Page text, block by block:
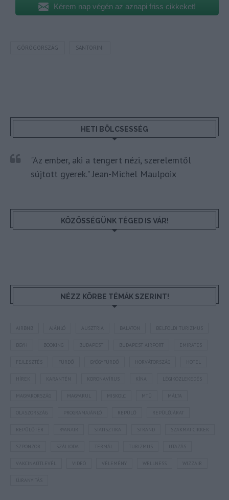
Kérem nap végén az aznapi friss cikkeket!
GÖRÖGORSZÁG SANTORINI
HETI BÖLCSESSÉG
"Az ember, aki a tengert nézi, szerelemtől
sújtott gyerek." Jean-Michel Maulpoix
KÖZÖSSÉGÜNK TÉGED IS VÁR!
NÉZZ KÖRBE TÉMÁK SZERINT!
AUSZTRIA BALATON BELFÖLDI TURIZMUS
BUDAPEST BUDAPEST AIRPORT EMIRATES
FEJLESZTÉS HORVÁTORSZÁG HOTEL
KARANTÉN
MTÜ MÁLTA
REPÜLŐJÁRAT
REPÜLŐTÉR STATISZTIKA STRAND
TERMÁL TURIZMUS UTAZÁS
VAKCINAÚTLEVÉL
ÚJRANYITÁS